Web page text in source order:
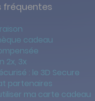
fréquentes
cadeau
2x, 3x
: le 3D Secure
partenaires
ma carte cadeau